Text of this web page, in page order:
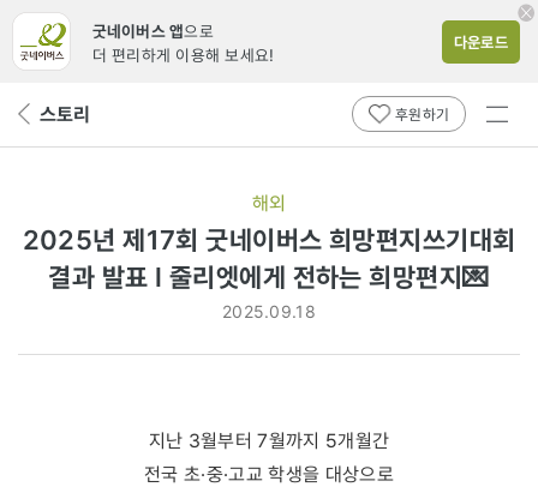
굿네이버스 앱으로
더 편리하게 이용해 보세요!
다운로드
뒤 스토리 후원하기
전체
해외
2025년 제17회 굿네이버스 희망편지쓰기대회
결과 발표 l 줄리엣에게 전하는 희망편지💌
2025.09.18
지난 3월부터 7월까지 5개월간
전국 초·중·고교 학생을 대상으로